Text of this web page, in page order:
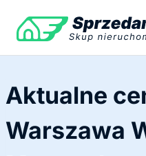
treści
Aktualne
Warszawa